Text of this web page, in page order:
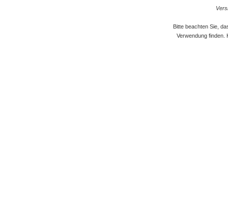
Bitte beachten Sie,
Verwendung finden.